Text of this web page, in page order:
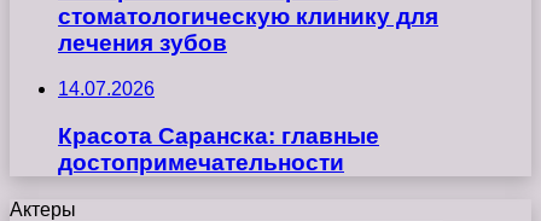
стоматологическую клинику для
лечения зубов
14.07.2026
Красота Саранска: главные
достопримечательности
Актеры